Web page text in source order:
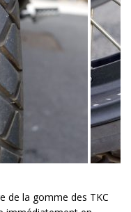
de la gomme des TKC